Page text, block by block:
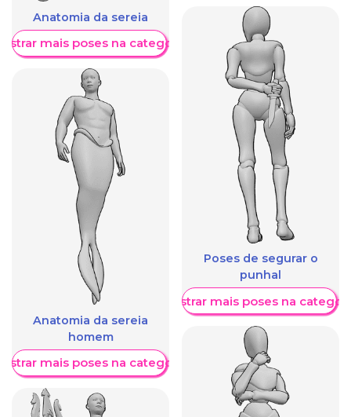
Anatomia da sereia
mais poses na categoria
Anatomia da sereia
homem
mais poses na categoria
Poses de segurar o
punhal
Mostrar mais poses na